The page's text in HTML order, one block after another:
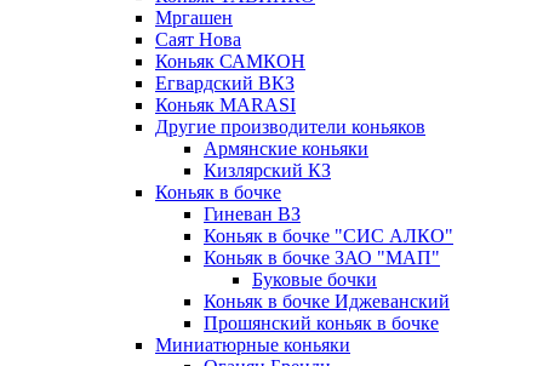
Мргашен
Саят Нова
Коньяк САМКОН
Егвардский ВКЗ
Коньяк MARASI
Другие производители коньяков
Армянские коньяки
Кизлярский КЗ
Коньяк в бочке
Гиневан ВЗ
Коньяк в бочке "СИС АЛКО"
Коньяк в бочке ЗАО "МАП"
Буковые бочки
Коньяк в бочке Иджеванский
Прошянский коньяк в бочке
Миниатюрные коньяки